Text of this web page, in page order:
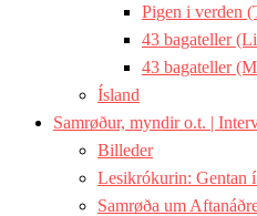
Pigen i verden
43 bagateller
43 bagateller
Ísland
Samrøður, myndir o.t. |
Billeder
Lesikrókurin: Gentan
Samrøða um